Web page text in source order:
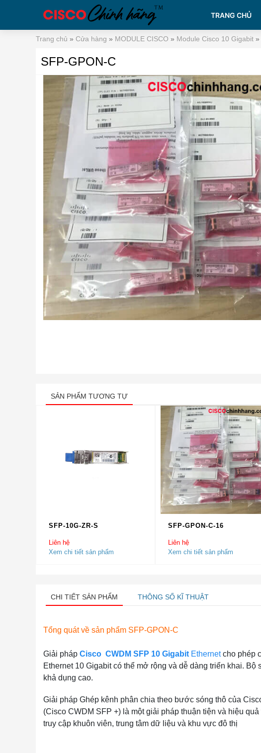
TRANG CHỦ
Trang chủ » Cửa hàng » MODULE CISCO » Module Cisco 10 Gigabit »
SFP-GPON-C
SẢN PHẨM TƯƠNG TỰ
SFP-10G-ZR-S
Liên hệ
Xem chi tiết sản phẩm
SFP-GPON-C-16
Liên hệ
Xem chi tiết sản phẩm
CHI TIẾT SẢN PHẨM THÔNG SỐ KĨ THUẬT
Tổng quát về sản phẩm SFP-GPON-C
Giải pháp Cisco CWDM SFP 10 Gigabit Ethernetcho phép
Ethernet 10 Gigabit có thể mở rộng và dễ dàng triển khai.
khả dụng cao.
Giải pháp Ghép kênh phân chia theo bước sóng thô của
(Cisco CWDM SFP +) là một giải pháp thuận tiện và hiệu
truy cập khuôn viên, trung tâm dữ liệu và khu vực đô thị